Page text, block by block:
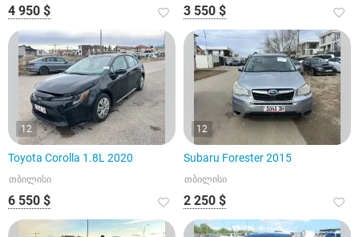
4 950 $ 3 550 $
12
Toyota Corolla 1.8L 2020
თბილისი
6 550 $
12
Subaru Forester 2015
თბილისი
2 250 $